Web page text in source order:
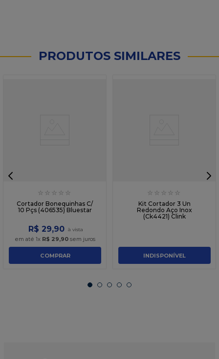
PRODUTOS SIMILARES
☆ ☆ ☆ ☆ ☆
Cortador Bonequinhas C/
10 Pçs (406535) Bluestar
R$ 29,90
em até 1x R$ 29,90sem juros
COMPRAR
☆ ☆ ☆ ☆ ☆
Kit Cortador 3 Un
Redondo Aço Inox
(Ck4421) Clink
INDISPONÍVEL